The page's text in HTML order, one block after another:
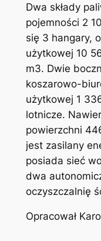
Dwa składy
pojemności 2
się 3 hangary,
użytkowej 10
m3. Dwie
koszarowo-
użytkowej 1
lotnicze.
powierzchni
jest zasilany
posiada sieć
dwa
oczyszczalnię
Opracował